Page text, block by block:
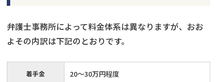
弁護士事務所によって料金体系は異なりますが、おお
よその内訳は下記のとおりです。
着手金 20～30万円程度